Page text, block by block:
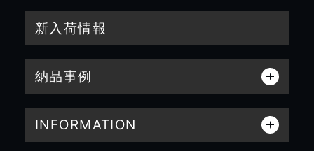
新入荷情報
納品事例
INFORMATION